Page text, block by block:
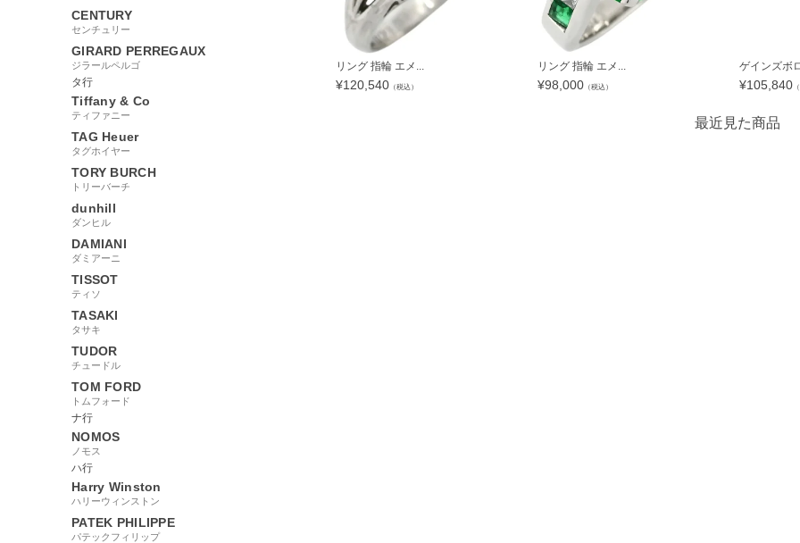
CENTURY
センチュリー
GIRARD PERREGAUX
ジラールペルゴ
タ行
Tiffany & Co
ティファニー
TAG Heuer
タグホイヤー
TORY BURCH
トリーバーチ
dunhill
ダンヒル
DAMIANI
ダミアーニ
TISSOT
ティソ
TASAKI
タサキ
TUDOR
チュードル
TOM FORD
トムフォード
ナ行
NOMOS
ノモス
ハ行
Harry Winston
ハリーウィンストン
PATEK PHILIPPE
パテックフィリップ
リング 指輪 エメ...
¥120,540 （税込）
リング 指輪 エメ...
¥98,000 （税込）
ゲインズボ
¥105,840
最近見た商品